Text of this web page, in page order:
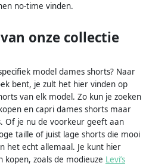
no-time vinden.
onze collectie
model dames shorts? Naar
bent, je zult het hier vinden op
van elk model. Zo kun je zoeken
en capri dames shorts maar
Of je nu de voorkeur geeft aan
taille of juist lage shorts die mooi
het echt allemaal. Je kunt hier
zoals de modieuze Levi’s